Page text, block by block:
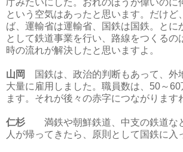
庁みたいにした。おれのほうが偉いのに
という空気はあったと思います。だけど
ば、運輸省は運輸省、国鉄は国鉄。とに
として鉄道事業を行い、路線をつくるの
時の流れが解決したと思いますよ。
山岡
国鉄は、政治的判断もあって、外
大量に雇用しました。職員数は、50～
ます。それが後々の赤字につながります
仁杉
満鉄や朝鮮鉄道、中支の鉄道な
人が帰ってきたら、原則として国鉄に入